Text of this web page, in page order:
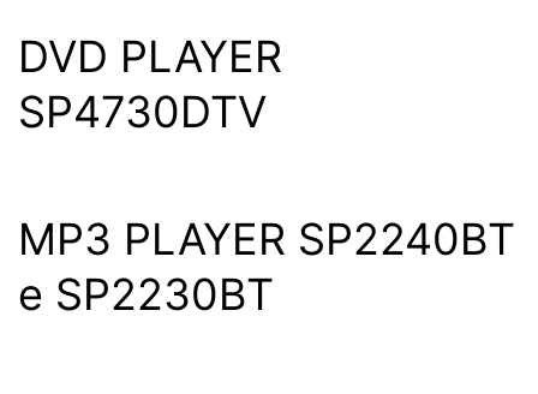
DVD PLAYER
SP4730DTV
MP3 PLAYER SP2240BT
e SP2230BT